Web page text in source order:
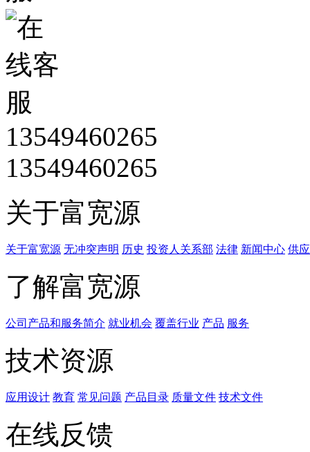
13549460265
13549460265
关于富宽源
关于富宽源 无冲突声明 历史 投资人关系部 法律 新闻中心 供
了解富宽源
公司产品和服务简介 就业机会 覆盖行业 产品 服务
技术资源
应用设计 教育 常见问题 产品目录 质量文件 技术文件
在线反馈